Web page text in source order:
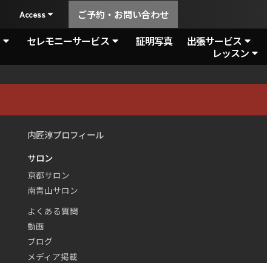
Access ご予約・お問い合わせ
セレモニーサービス 証明写真
出張サービス
レッスン
内匠淳プロフィール
サロン
京都サロン
南青山サロン
よくある質問
動画
ブログ
メディア掲載